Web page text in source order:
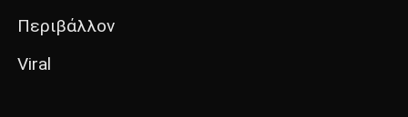
Περιβάλλον
Viral